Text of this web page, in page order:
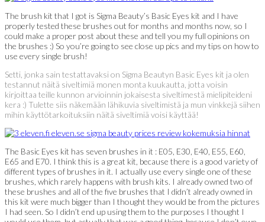
The brush kit that I got is Sigma Beauty’s Basic Eyes kit and I have
properly tested these brushes out for months and months now, so I
could make a proper post about these and tell you my full opinions on
the brushes :) So you’re going to see close up pics and my tips on how to
use every single brush!
Setti, jonka sain testattavaksi on Sigma Beautyn Basic Eyes kit ja olen
testannut näitä siveltimiä monen monta kuukautta, jotta voisin
kirjoittaa teille kunnon arvioinnin jokaisesta siveltimestä mielipiteideni
kera :) Tulette siis näkemään lähikuvia siveltimistä ja mun vinkkejä siihen
mihin käyttötarkoituksiin näitä siveltimiä voisi käyttää!
The Basic Eyes kit has seven brushes in it : E05, E30, E40, E55, E60,
E65 and E70. I think this is a great kit, because there is a good variety of
different types of brushes in it. I actually use every single one of these
brushes, which rarely happens with brush kits. I already owned two of
these brushes and all of the five brushes that I didn’t already owned in
this kit were much bigger than I thought they would be from the pictures
I had seen. So I didn’t end up using them to the purposes I thought I